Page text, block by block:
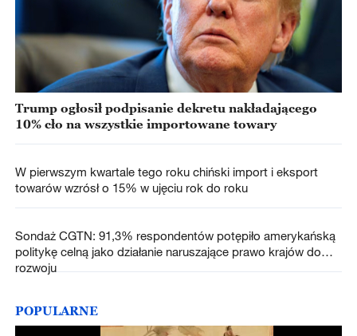
Trump ogłosił podpisanie dekretu nakładającego
10% cło na wszystkie importowane towary
W pierwszym kwartale tego roku chiński import i eksport
towarów wzrósł o 15% w ujęciu rok do roku
Sondaż CGTN: 91,3% respondentów potępiło amerykańską
politykę celną jako działanie naruszające prawo krajów do
rozwoju
POPULARNE